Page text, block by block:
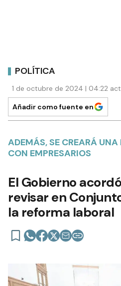
POLÍTICA
1 de octubre de 2024 | 04:22
Añadir como fuente en
ADEMÁS, SE CREARÁ
CON EMPRESARIOS
El Gobierno
revisar en
la reforma laboral